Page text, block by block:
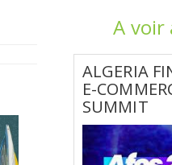
UN/DES PAYS
A voir
ALGERIA
E-
SUMMIT